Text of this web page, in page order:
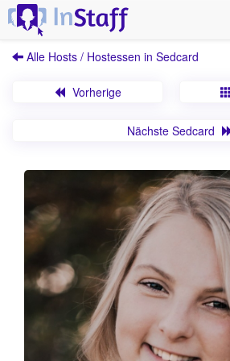
Alle Hosts / Hostessen in Sedcard
Vorherige
Nächste Sedcard